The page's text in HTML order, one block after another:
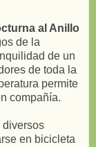
al Anillo
de la
de un
de toda la
permite
compañía.
diversos
en bicicleta